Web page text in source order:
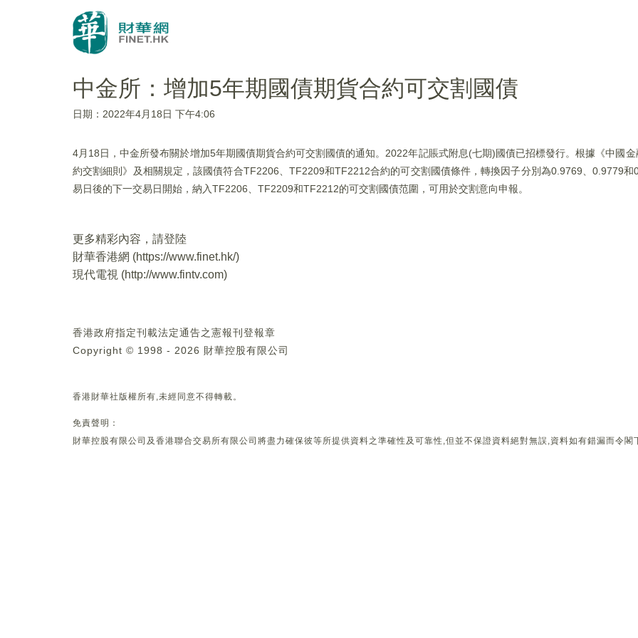
中金所：增加5年期國債期貨合約可交割國債
日期：2022年4月18日 下午4:06
4月18日，中金所發布關於增加5年期國債期貨合約可交割國債的通知。2022年記賬式附息(七期)國債已招標發行。根據《中國
約交割細則》及相關規定，該國債符合TF2206、TF2209和TF2212合約的可交割國債條件，轉換因子分別為0.9769、0.9779
易日後的下一交易日開始，納入TF2206、TF2209和TF2212的可交割國債范圍，可用於交割意向申報。
更多精彩內容，請登陸
財華香港網 (https://www.finet.hk/)
現代電視 (http://www.fintv.com)
香港政府指定刊載法定通告之憲報刊登報章
Copyright © 1998 - 2026 財華控股有限公司
香港財華社版權所有,未經同意不得轉載。
免責聲明：
財華控股有限公司及香港聯合交易所有限公司將盡力確保彼等所提供資料之準確性及可靠性,但並不保證資料絕對無誤,資料如有錯漏而令閣